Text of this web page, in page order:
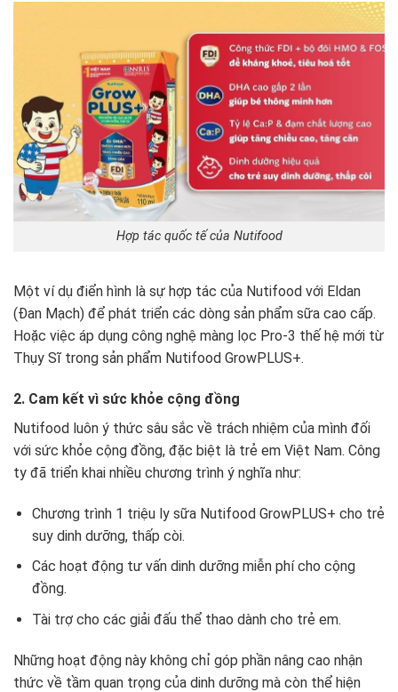
Hợp tác quốc tế của Nutifood
Một ví dụ điển hình là sự hợp tác của Nutifood với Eldan
(Đan Mạch) để phát triển các dòng sản phẩm sữa cao cấp.
Hoặc việc áp dụng công nghệ màng lọc Pro-3 thế hệ mới từ
Thụy Sĩ trong sản phẩm Nutifood GrowPLUS+.
2. Cam kết vì sức khỏe cộng đồng
Nutifood luôn ý thức sâu sắc về trách nhiệm của mình đối
với sức khỏe cộng đồng, đặc biệt là trẻ em Việt Nam. Công
ty đã triển khai nhiều chương trình ý nghĩa như:
Chương trình 1 triệu ly sữa Nutifood GrowPLUS+ cho trẻ
suy dinh dưỡng, thấp còi.
Các hoạt động tư vấn dinh dưỡng miễn phí cho cộng
đồng.
Tài trợ cho các giải đấu thể thao dành cho trẻ em.
Những hoạt động này không chỉ góp phần nâng cao nhận
thức về tầm quan trọng của dinh dưỡng mà còn thể hiện